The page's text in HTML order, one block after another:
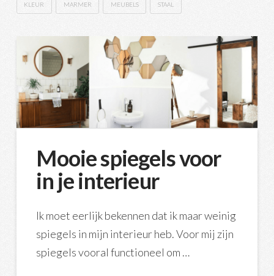
KLEUR MARMER MEUBELS STAAL
Mooie spiegels voor
in je interieur
Ik moet eerlijk bekennen dat ik maar weinig
spiegels in mijn interieur heb. Voor mij zijn
spiegels vooral functioneel om …